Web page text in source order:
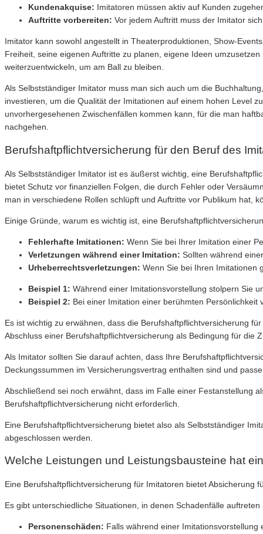
Kundenakquise: Imitatoren müssen aktiv auf Kunden
Auftritte vorbereiten: Vor jedem Auftritt muss der Imitator
Imitator kann sowohl angestellt in Theaterproduktionen, Show-
Freiheit, seine eigenen Auftritte zu planen, eigene Ideen
weiterzuentwickeln, um am Ball zu bleiben.
Als Selbstständiger Imitator muss man sich auch um die
investieren, um die Qualität der Imitationen auf einem hohen Level
unvorhergesehenen Zwischenfällen kommen kann, für die man
nachgehen.
Berufshaftpflichtversicherung für den Beruf des
Als Selbstständiger Imitator ist es äußerst wichtig, eine
bietet Schutz vor finanziellen Folgen, die durch Fehler oder
man in verschiedene Rollen schlüpft und Auftritte vor Publikum hat,
Einige Gründe, warum es wichtig ist, eine
Fehlerhafte Imitationen: Wenn Sie bei Ihrer Imitation einer
Verletzungen während einer Imitation: Sollten während
Urheberrechtsverletzungen: Wenn Sie bei Ihren Imitationen
Beispiel 1: Während einer Imitationsvorstellung stolpern Sie
Beispiel 2: Bei einer Imitation einer berühmten
Es ist wichtig zu erwähnen, dass die Berufshaftpflichtversicherung
Abschluss einer Berufshaftpflichtversicherung als Bedingung für die
Als Imitator sollten Sie darauf achten, dass Ihre
Deckungssummen im Versicherungsvertrag enthalten sind und
Abschließend sei noch erwähnt, dass im Falle einer Festanstellung
Berufshaftpflichtversicherung nicht erforderlich.
Eine Berufshaftpflichtversicherung bietet also als Selbstständiger
abgeschlossen werden.
Welche Leistungen und Leistungsbausteine hat
Eine Berufshaftpflichtversicherung für Imitatoren bietet
Es gibt unterschiedliche Situationen, in denen Schadenfälle
Personenschäden: Falls während einer Imitationsvorstellung